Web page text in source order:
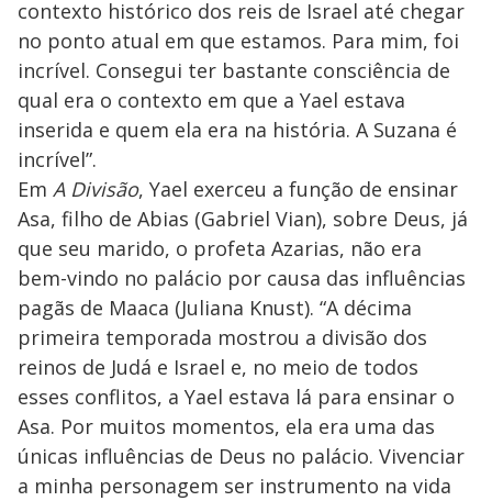
contexto histórico dos reis de Israel até chegar
no ponto atual em que estamos. Para mim, foi
incrível. Consegui ter bastante consciência de
qual era o contexto em que a Yael estava
inserida e quem ela era na história. A Suzana é
incrível”.
Em A Divisão, Yael exerceu a função de ensinar
Asa, filho de Abias (Gabriel Vian), sobre Deus, já
que seu marido, o profeta Azarias, não era
bem-vindo no palácio por causa das influências
pagãs de Maaca (Juliana Knust). “A décima
primeira temporada mostrou a divisão dos
reinos de Judá e Israel e, no meio de todos
esses conflitos, a Yael estava lá para ensinar o
Asa. Por muitos momentos, ela era uma das
únicas influências de Deus no palácio. Vivenciar
a minha personagem ser instrumento na vida